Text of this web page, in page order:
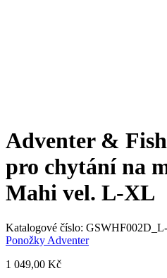
Adventer &
pro chytání na
Mahi vel. L-XL
Katalogové číslo:
Ponožky Adventer
1 049,00 Kč